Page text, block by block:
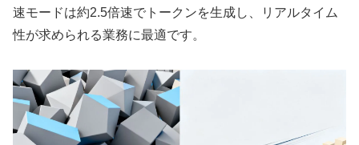
速モードは約2.5倍速でトークンを生成し、リアルタイム
性が求められる業務に最適です。